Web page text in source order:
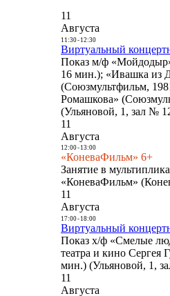
11
Августа
11:30- 12:30
Виртуальный
Показ м/ф
16 мин.); «Ивашка из
(Союзмультфильм,
Ромашкова»
(Ульяновой, 1, зал №
11
Августа
12:00- 13:00
«КоневаФильм» 6+
Занятие в
«КоневаФильм»
11
Августа
17:00- 18:00
Виртуальный
Показ х/ф «Смелые
театра и кино Сергея
мин.) (Ульяновой, 1,
11
Августа